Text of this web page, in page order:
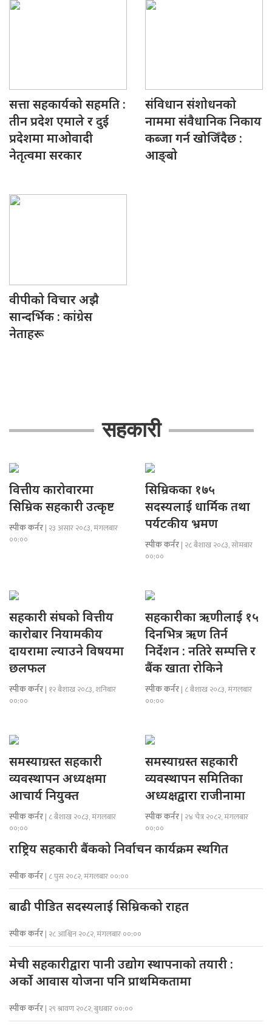
सत्ता सहकार्यको सहमति :
तीन प्रदेश एमाले र दुई
प्रदेशमा माओवादी
नेतृत्वमा सरकार
संविधान संशोधनको
नाममा संवैधानिक निकाय
कब्जा गर्न खोजिँदैछ :
आङ्बो
वीपीको विचार अझै
सान्दर्भिक : कांग्रेस
नेताहरू
सहकारी
वित्तीय कारोवारमा
सिम्रिक सहकारी उत्कृष्ट
स्पीक कर्नर| २३ असार २०८३, मंगलबार
००:००
सिम्रिकका १७५
सदस्यलाई धार्मिक तथा
पर्यटकीय भ्रमण
स्पीक कर्नर| २८ बैशाख २०८३, सोमबार
००:००
सहकारी संघको वित्तीय
कारोबार नियामकीय
दायरामा ल्याउने विषयमा
छलफल
स्पीक कर्नर| १२ बैशाख २०८३, शनिबार
००:००
सहकारीका ऋणीलाई १५
दिनभित्र ऋण तिर्न
निर्देशन : नतिरे सम्पत्ति र
बैंक खाता रोकिने
स्पीक कर्नर| ८ बैशाख २०८३, मंगलबार
००:००
समस्याग्रस्त सहकारी
व्यवस्थापन अध्यक्षमा
आचार्य नियुक्त
स्पीक कर्नर| ८ बैशाख २०८३, मंगलबार
००:००
समस्याग्रस्त सहकारी
व्यवस्थापन समितिका
अध्यक्षद्वारा राजीनामा
स्पीक कर्नर| २४ चैत्र २०८२, मंगलबार
००:००
राष्ट्रिय सहकारी बैंकको निर्वाचन कार्यक्रम स्थगित
स्पीक कर्नर| ८ पुस २०८२, मंगलबार ००:००
बाढी पीडित सदस्यलाई सिम्रिकको राहत
स्पीक कर्नर| २८ आश्विन २०८२, मंगलबार ००:००
मेची सहकारीद्वारा पानी उद्योग स्थापनाको तयारी :
अर्को आवास योजना पनि प्राथमिकतामा
स्पीक कर्नर| २९ श्रावण २०८२, बुधबार ००:००